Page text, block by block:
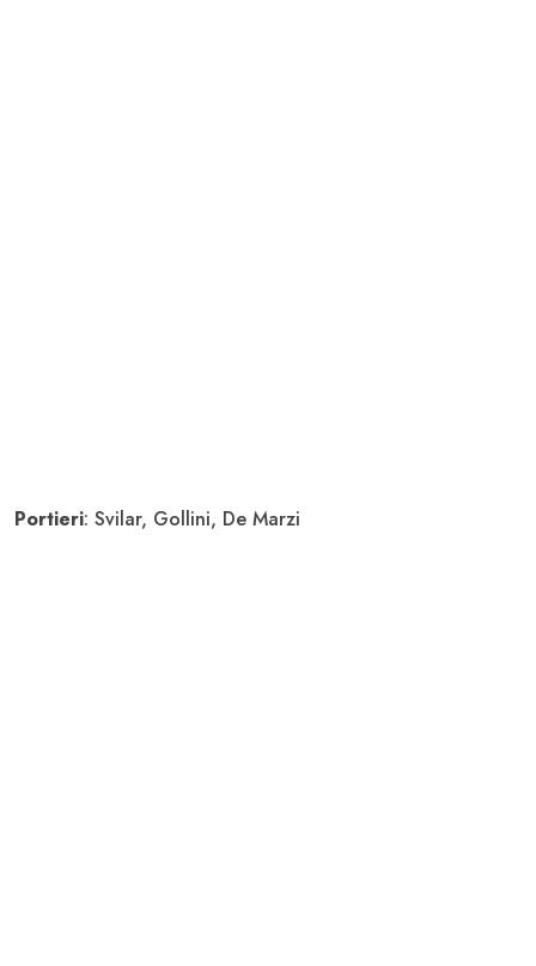
Portieri: Svilar, Gollini, De Marzi